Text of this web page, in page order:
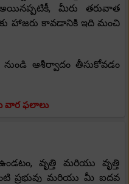
మీరు తరువాత
హాజరు కావడానికి ఇది మంచి
ఆశీర్వాదం తీసుకోవడం
ఫలాలు
వృత్తి మరియు వృత్తి
ప్రభువు మరియు మీ ఐదవ